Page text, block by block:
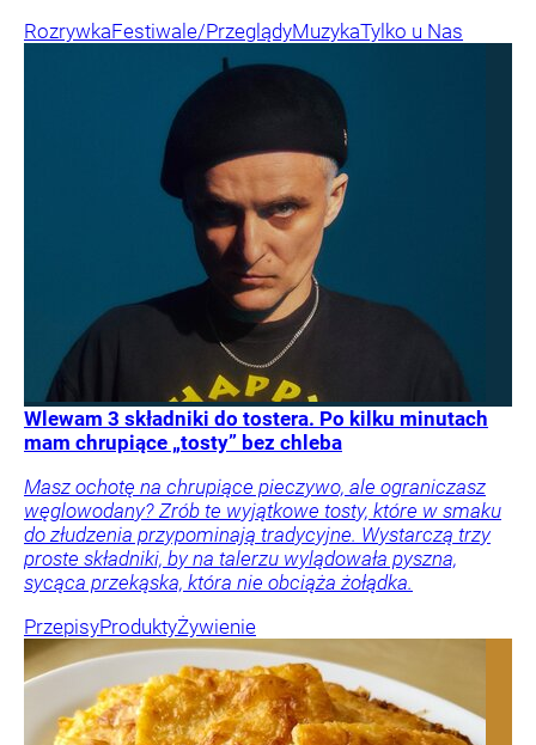
RozrywkaFestiwale/PrzeglądyMuzykaTylko u Nas
Wlewam 3 składniki do tostera. Po kilku minutach
mam chrupiące „tosty” bez chleba
Masz ochotę na chrupiące pieczywo, ale ograniczasz
węglowodany? Zrób te wyjątkowe tosty, które w smaku
do złudzenia przypominają tradycyjne. Wystarczą trzy
proste składniki, by na talerzu wylądowała pyszna,
sycąca przekąska, która nie obciąża żołądka.
PrzepisyProduktyŻywienie